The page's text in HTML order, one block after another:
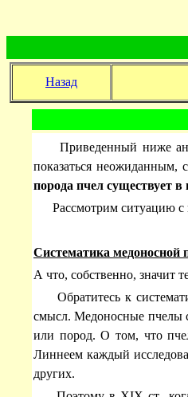
Назад
Приведенный ниже
показаться
порода пчел существует в
Рассмотрим ситуацию с
Систематика медоносной
А что, собственно, значит
Обратитесь к
смысл. Медоносные пчелы
или пород. О том, что
Линнеем каждый
других.